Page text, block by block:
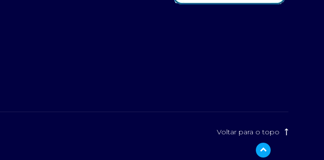
Voltar para o topo